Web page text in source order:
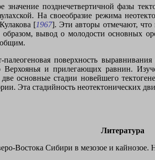
значение позднечетвертичной фазы
На своеобразие режима
[1967]. Эти авторы отмечают, что
вывод о молодости основных
общим.
палеогеновая поверхность
и прилегающих равнин.
основные стадии новейшего
Эта стадийность неотектонических
Литература
Востока Сибири в мезозое и кайнозое.